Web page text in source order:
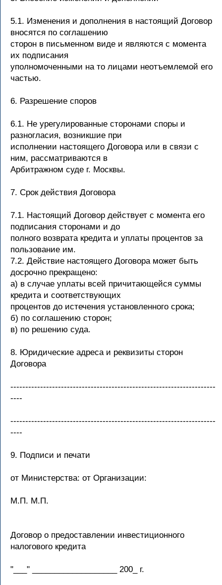
5.1. Изменения и дополнения в настоящий Договор
вносятся по соглашению
сторон в письменном виде и являются с момента
их подписания
уполномоченными на то лицами неотъемлемой его
частью.
6. Разрешение споров
6.1. Не урегулированные сторонами споры и
разногласия, возникшие при
исполнении настоящего Договора или в связи с
ним, рассматриваются в
Арбитражном суде г. Москвы.
7. Срок действия Договора
7.1. Настоящий Договор действует с момента его
подписания сторонами и до
полного возврата кредита и уплаты процентов за
пользование им.
7.2. Действие настоящего Договора может быть
досрочно прекращено:
а) в случае уплаты всей причитающейся суммы
кредита и соответствующих
процентов до истечения установленного срока;
б) по соглашению сторон;
в) по решению суда.
8. Юридические адреса и реквизиты сторон
Договора
---------------------------------------------------------------------
----
---------------------------------------------------------------------
----
9. Подписи и печати
от Министерства: от Организации:
М.П. М.П.
Договор о предоставлении инвестиционного
налогового кредита
"___" ___________________ 200_ г.